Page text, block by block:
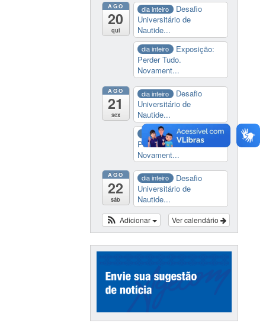
AGO
20
qui
dia inteiro
Desafio
Universitário de
Nautide...
dia inteiro
Exposição:
Perder Tudo.
Novament...
AGO
21
sex
dia inteiro
Desafio
Universitário de
Nautide...
dia inteiro
Exposição:
Perder Tudo.
Novament...
AGO
22
sáb
dia inteiro
Desafio
Universitário de
Nautide...
Ver calendário
Adicionar